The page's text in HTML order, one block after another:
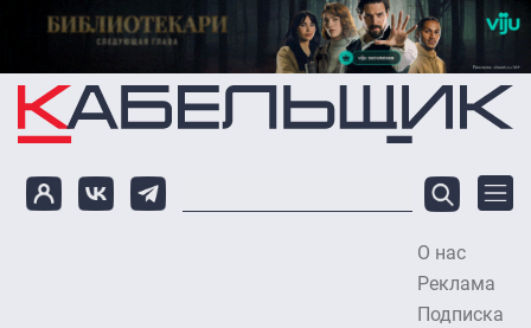
Перейти к основному содержанию
О нас
Реклама
Подписка